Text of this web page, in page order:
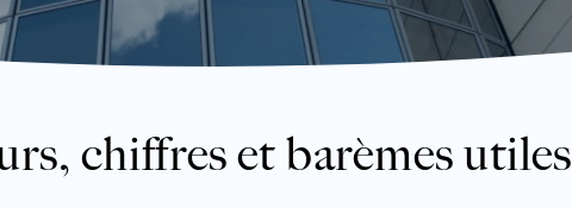
chiffres et barèmes utiles